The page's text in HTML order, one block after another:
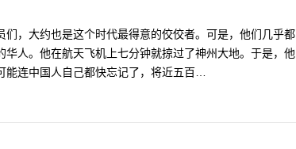
，大约也是这个时代最得意的佼佼者。可是，他们几乎都
人。他在航天飞机上七分钟就掠过了神州大地。于是，他
连中国人自己都快忘记了，将近五百…